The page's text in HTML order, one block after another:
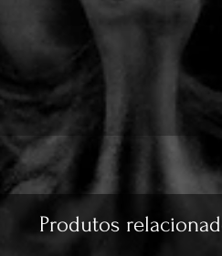
Produtos